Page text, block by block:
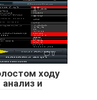
0
ходу
и